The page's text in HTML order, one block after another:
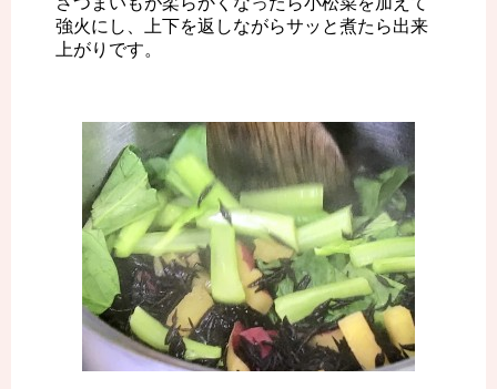
強火にし、上下を返しながらサッと煮たら出来
上がりです。